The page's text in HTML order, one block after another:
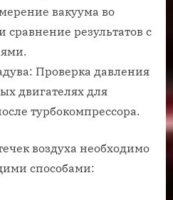
вакуума во
сравнение результатов с
Проверка давления
двигателях для
турбокомпрессора.
воздуха необходимо
способами: